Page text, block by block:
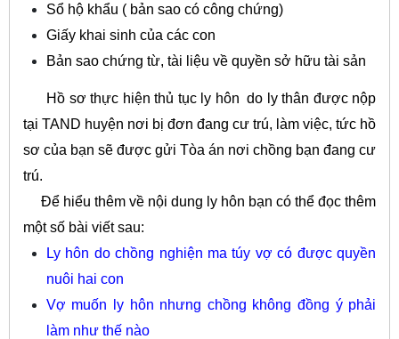
Sổ hộ khẩu ( bản sao có công chứng)
Giấy khai sinh của các con
Bản sao chứng từ, tài liệu về quyền sở hữu tài sản
Hồ sơ thực hiện thủ tục ly hôn do ly thân được nộp
tại TAND huyện nơi bị đơn đang cư trú, làm việc, tức hồ
sơ của bạn sẽ được gửi Tòa án nơi chồng bạn đang cư
trú.
Để hiểu thêm về nội dung ly hôn bạn có thể đọc thêm
một số bài viết sau:
Ly hôn do chồng nghiện ma túy vợ có được quyền
nuôi hai con
Vợ muốn ly hôn nhưng chồng không đồng ý phải
làm như thế nào